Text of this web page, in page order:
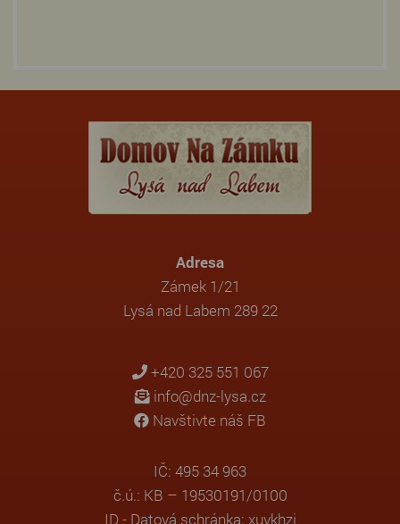
Adresa
Zámek 1/21
Lysá nad Labem 289 22
+420 325 551 067
info@dnz-lysa.cz
Navštivte náš FB
IČ: 495 34 963
č.ú.: KB – 19530191/0100
ID - Datová schránka: xuvkhzj